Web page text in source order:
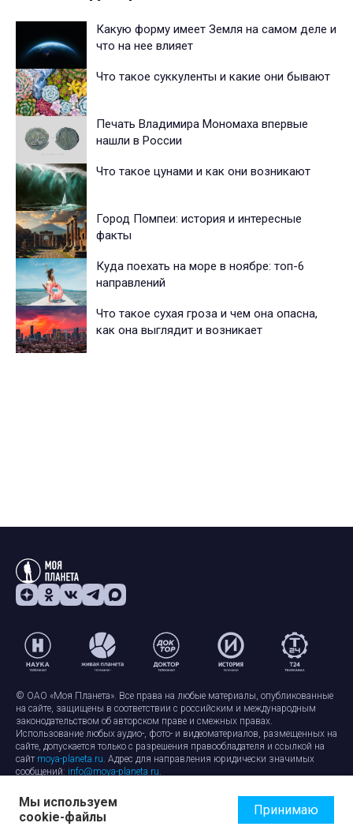
Какую форму имеет Земля на самом деле и
что на нее влияет
Что такое суккуленты и какие они бывают
Печать Владимира Мономаха впервые
нашли в России
Что такое цунами и как они возникают
Город Помпеи: история и интересные
факты
Куда поехать на море в ноябре: топ-6
направлений
Что такое сухая гроза и чем она опасна,
как она выглядит и возникает
© ОАО «Моя Планета». Все права на любые материалы, опубликованные
на сайте, защищены в соответствии с российским и международным
законодательством об авторском праве и смежных правах.
Использование любых аудио-, фото- и видеоматериалов, размещенных на
сайте, допускается только с разрешения правообладателя и ссылкой на
сайт moya-planeta.ru. Адрес для направления юридически значимых
сообщений: info@moya-planeta.ru.
Правила сайтаРабота с cookie-файлами
Защита персональных данных
Обработка персональных данных
Мы используем
cookie-файлы
Принимаю